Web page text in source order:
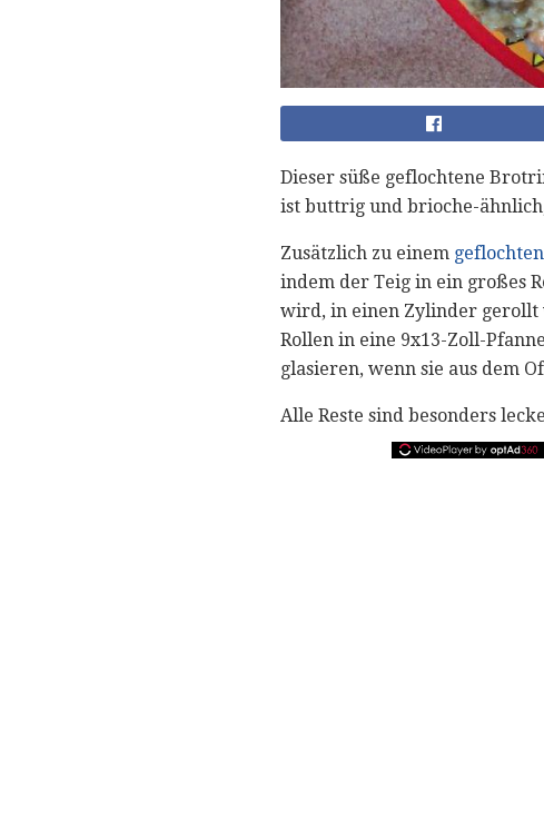
Dieser süße geflochtene
ist buttrig und brioche-
Zusätzlich zu einem
indem der Teig in ein großes
wird, in einen Zylinder gerollt
Rollen in eine 9x13-Zoll-
glasieren, wenn sie aus dem
Alle Reste sind besonders